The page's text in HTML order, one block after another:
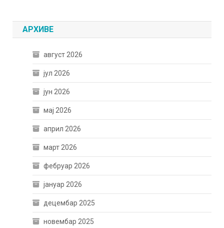
АРХИВЕ
август 2026
јул 2026
јун 2026
мај 2026
април 2026
март 2026
фебруар 2026
јануар 2026
децембар 2025
новембар 2025